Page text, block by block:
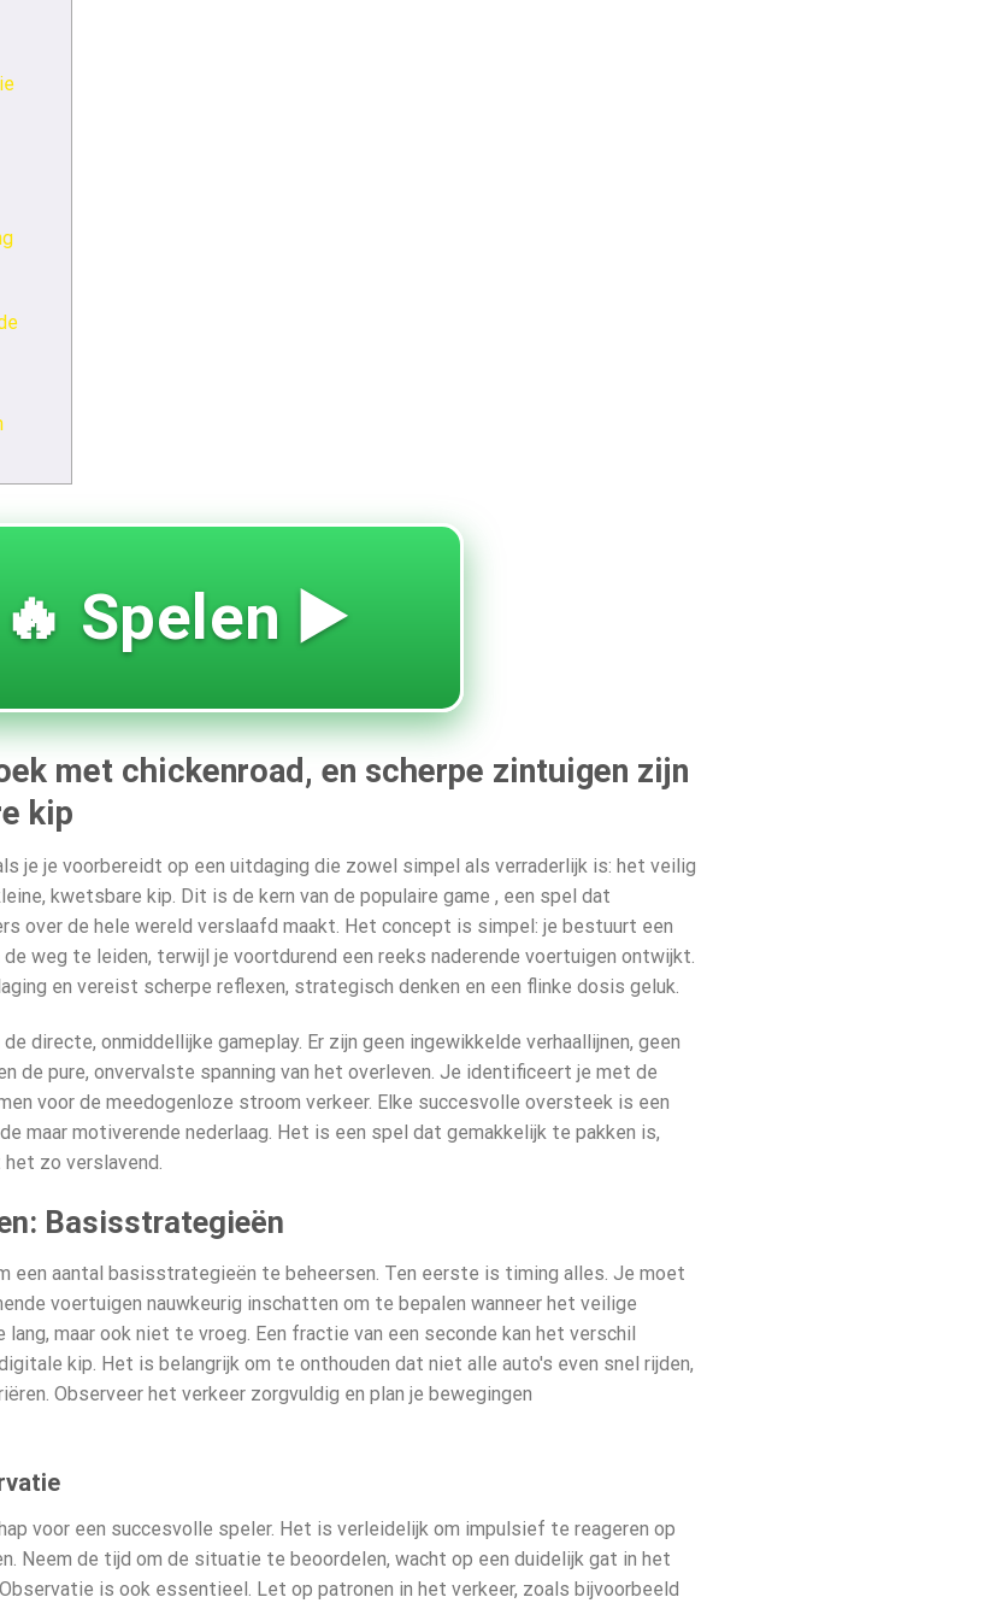
🔥 Spelen ▶️
met chickenroad, en scherpe zintuigen zijn
kip
je je voorbereidt op een uitdaging die zowel simpel als verraderlijk is: het veilig
kwetsbare kip. Dit is de kern van de populaire game , een spel dat
over de hele wereld verslaafd maakt. Het concept is simpel: je bestuurt een
de weg te leiden, terwijl je voortdurend een reeks naderende voertuigen ontwijkt.
en vereist scherpe reflexen, strategisch denken en een flinke dosis geluk.
directe, onmiddellijke gameplay. Er zijn geen ingewikkelde verhaallijnen, geen
de pure, onvervalste spanning van het overleven. Je identificeert je met de
voor de meedogenloze stroom verkeer. Elke succesvolle oversteek is een
maar motiverende nederlaag. Het is een spel dat gemakkelijk te pakken is,
zo verslavend.
Basisstrategieën
een aantal basisstrategieën te beheersen. Ten eerste is timing alles. Je moet
voertuigen nauwkeurig inschatten om te bepalen wanneer het veilige
maar ook niet te vroeg. Een fractie van een seconde kan het verschil
kip. Het is belangrijk om te onthouden dat niet alle auto's even snel rijden,
Observeer het verkeer zorgvuldig en plan je bewegingen
voor een succesvolle speler. Het is verleidelijk om impulsief te reageren op
Neem de tijd om de situatie te beoordelen, wacht op een duidelijk gat in het
is ook essentieel. Let op patronen in het verkeer, zoals bijvoorbeeld